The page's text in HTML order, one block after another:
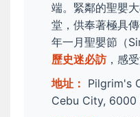
端。緊鄰的聖嬰
堂，供奉著極具
年一月聖嬰節（
歷史迷必訪 ，感
地址： Pilgrim's
Cebu City, 6000